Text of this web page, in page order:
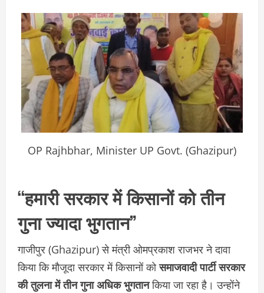
OP Rajhbhar, Minister UP Govt. (Ghazipur)
“हमारी सरकार में किसानों को तीन
गुना ज्यादा भुगतान”
गाजीपुर (Ghazipur) से मंत्री ओमप्रकाश राजभर ने दावा
किया कि मौजूदा सरकार में किसानों कोसमाजवादी पार्टी सरकार
की तुलना में तीन गुना अधिक भुगतानकिया जा रहा है। उन्होंने